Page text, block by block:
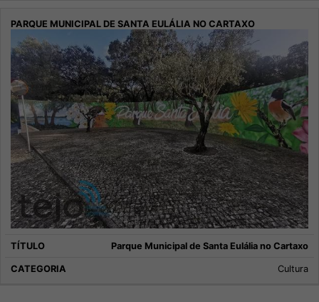
Parque Municipal de Santa Eulália no Cartaxo
Cultura